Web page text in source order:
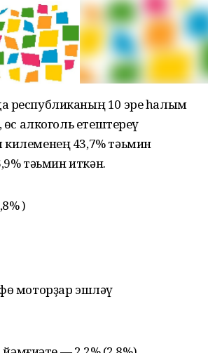
республиканың 10 эре һалым
алкоголь етештереү
43,7% тәьмин
тәьмин иткән.
)
моторҙар эшләү